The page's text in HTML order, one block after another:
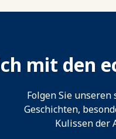
mit den
Folgen Sie
Geschichten,
Kulissen der